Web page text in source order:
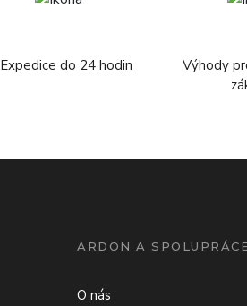
Expedice do 24 hodin
Výhody
ARDON A
O nás